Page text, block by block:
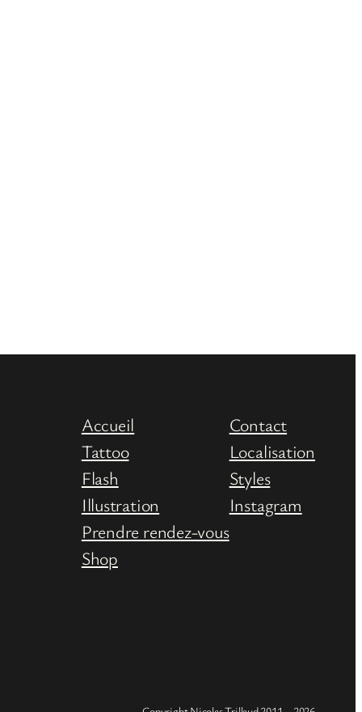
Accueil
Tattoo
Flash
Illustration
Prendre rendez-vous
Shop
Contact
Localisation
Styles
Instagram